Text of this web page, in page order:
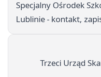
Specjalny Ośrodek
Lublinie - kontakt,
Trzeci Urząd